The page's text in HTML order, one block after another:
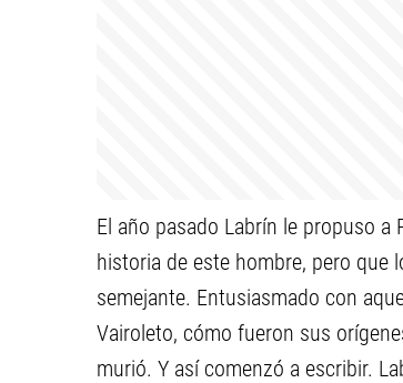
El año pasado Labrín le propuso a
historia de este hombre, pero que
semejante. Entusiasmado con
Vairoleto, cómo fueron sus
murió. Y así comenzó a escribir.